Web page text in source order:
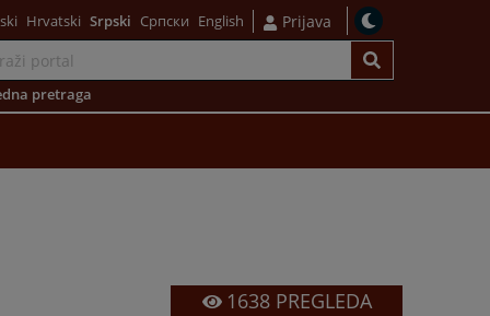
Hrvatski Srpski Српски English Prijava
pretraga
1638PREGLEDA